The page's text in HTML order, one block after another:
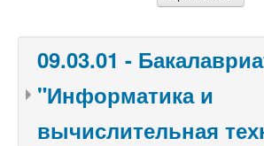
09.03.01 -
"Информатика и
вычислительная